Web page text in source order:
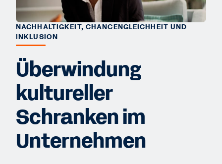
NACHHALTIGKEIT, CHANCENGLEICHHEIT UND
INKLUSION
Überwindung
kultureller
Schranken im
Unternehmen